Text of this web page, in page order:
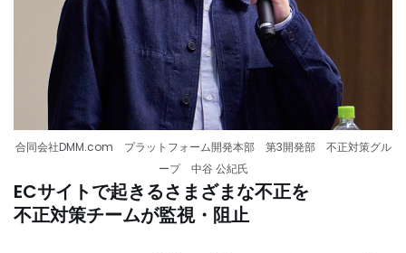
合同会社DMM.com プラットフォーム開発本部 第3開発部 不正対策グル
ープ 中谷 公紀氏
ECサイトで起きるさまざまな不正を
不正対策チームが監視・阻止